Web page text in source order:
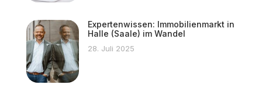
Expertenwissen: Immobilienmarkt in
Halle (Saale) im Wandel
28. Juli 2025